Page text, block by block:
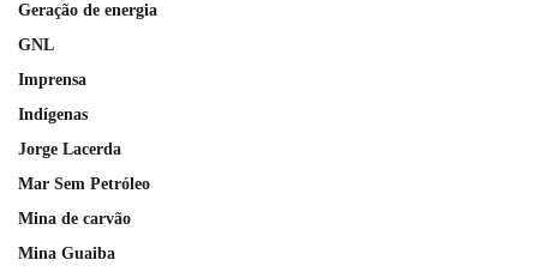
Geração de energia
GNL
Imprensa
Indígenas
Jorge Lacerda
Mar Sem Petróleo
Mina de carvão
Mina Guaiba